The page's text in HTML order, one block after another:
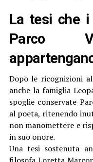
La tesi che
Parco
Dopo le ricognizioni
anche la famiglia
spoglie conservate
al poeta, ritenendo
non manomettere e
in suo onore.
Una tesi sostenuta